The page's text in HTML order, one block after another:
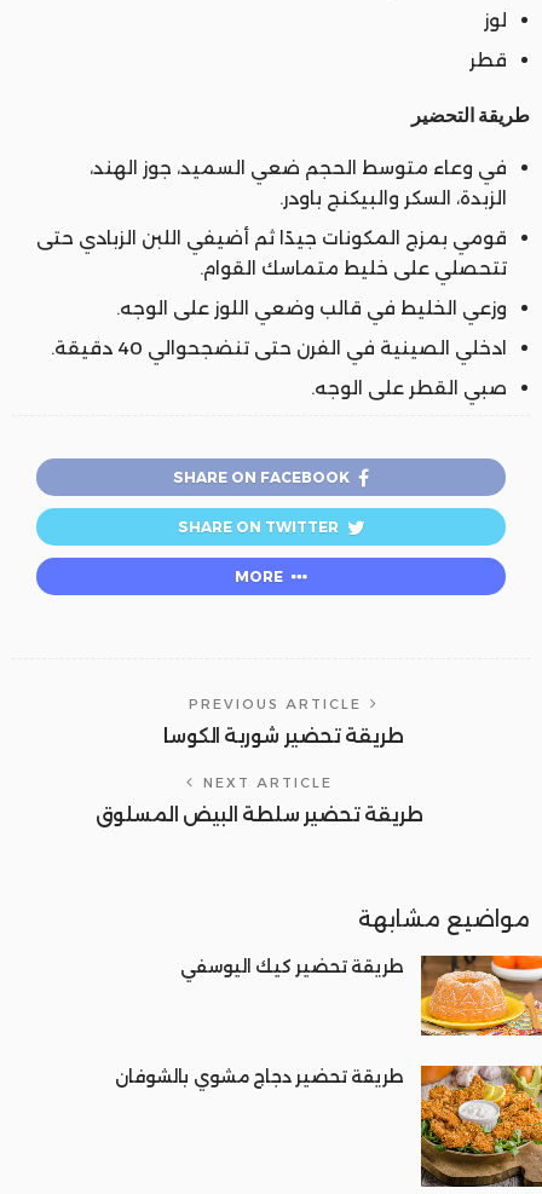
لوز
قطر
طريقة التحضير
في وعاء متوسط الحجم ضعي السميد، جوز الهند،
الزبدة، السكر والبيكنج باودر.
قومي بمزج المكونات جيدًا ثم أضيفي اللبن الزبادي حتى
تتحصلي على خليط متماسك القوام.
وزعي الخليط في قالب وضعي اللوز على الوجه.
ادخلي الصينية في الفرن حتى تنضجحوالي 40 دقيقة.
صبي القطر على الوجه.
SHARE ON FACEBOOK
SHARE ON TWITTER
MORE
PREVIOUS ARTICLE
طريقة تحضير شوربة الكوسا
NEXT ARTICLE
طريقة تحضير سلطة البيض المسلوق
مواضيع مشابهة
طريقة تحضير كيك اليوسفي
طريقة تحضير دجاج مشوي بالشوفان